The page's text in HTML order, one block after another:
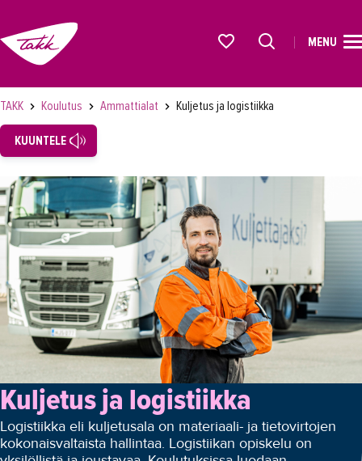
KOULUTUS
Koulutukset
Rekrytoivat koulutukset
Verkko-opinnot
Maahanmuuttaneiden koulutukset
Ammattialat
Asiakaspalvelu
Asioimis- ja oikeustulkkaus
Autoala
Hydrauliikka
Johtaminen ja esihenkilötyö
MENU
TAKK Koulutus Ammattialat Kuljetus ja logistiikka
KUUNTELE
Kuljetus ja logistiikka
Logistiikka eli kuljetusala on materiaali- ja tietovirtojen
kokonaisvaltaista hallintaa. Logistiikan opiskelu on